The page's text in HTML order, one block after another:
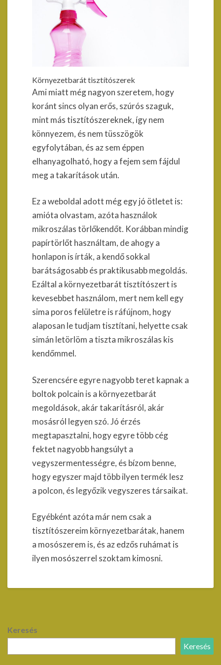
Környezetbarát tisztítószerek
Ami miatt még nagyon szeretem, hogy
koránt sincs olyan erős, szúrós szaguk,
mint más tisztítószereknek, így nem
könnyezem, és nem tüsszögök
egyfolytában, és az sem éppen
elhanyagolható, hogy a fejem sem fájdul
meg a takarítások után.
Ez a weboldal adott még egy jó ötletet is:
amióta olvastam, azóta használok
mikroszálas törlőkendőt. Korábban mindig
papírtörlőt használtam, de ahogy a
honlapon is írták, a kendő sokkal
barátságosabb és praktikusabb megoldás.
Ezáltal a környezetbarát tisztítószert is
kevesebbet használom, mert nem kell egy
sima poros felületre is ráfújnom, hogy
alaposan le tudjam tisztítani, helyette csak
simán letörlöm a tiszta mikroszálas kis
kendőmmel.
Szerencsére egyre nagyobb teret kapnak a
boltok polcain is a környezetbarát
megoldások, akár takarításról, akár
mosásról legyen szó. Jó érzés
megtapasztalni, hogy egyre több cég
fektet nagyobb hangsúlyt a
vegyszermentességre, és bízom benne,
hogy egyszer majd több ilyen termék lesz
a polcon, és legyőzik vegyszeres társaikat.
Egyébként azóta már nem csak a
tisztítószereim környezetbarátak, hanem
a mosószerem is, és az edzős ruhámat is
ilyen mosószerrel szoktam kimosni.
Keresés
Keresés